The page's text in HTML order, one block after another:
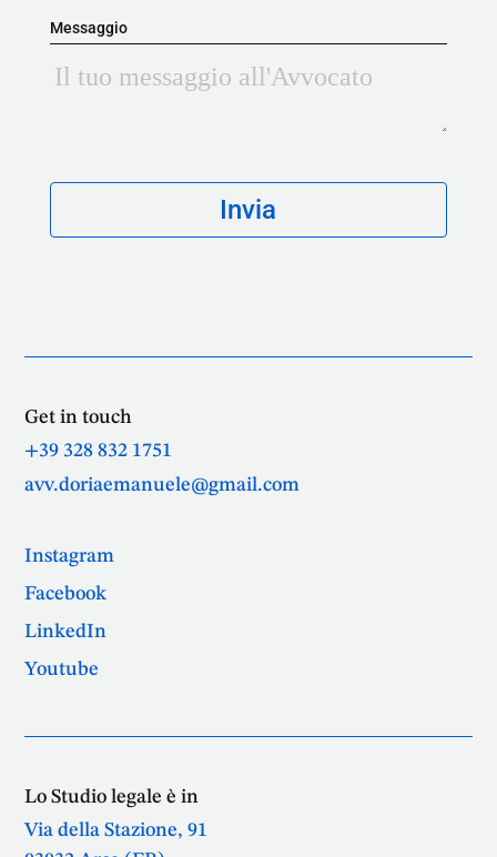
Messaggio
Get in touch
+39 328 832 1751
avv.doriaemanuele@gmail.com
Instagram
Facebook
LinkedIn
Youtube
Lo Studio legale è in
Via della Stazione, 91